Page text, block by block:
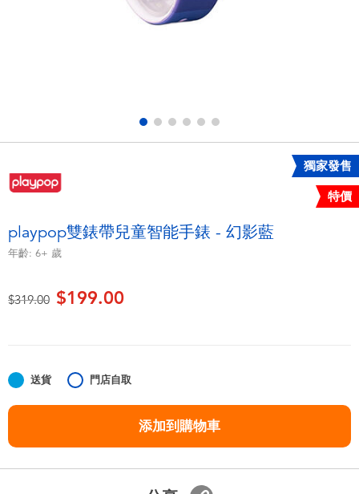
遊戲及拼圖系列
戶外及運動用品
毛毛公仔玩具
夏日用品
任天堂 Switch
獨家發售
特價
playpop雙錶帶兒童智能手錶 - 幻影藍
年齡: 6+ 歲
價格從
$319.00至$199.00
送貨 門店自取
添加到購物車